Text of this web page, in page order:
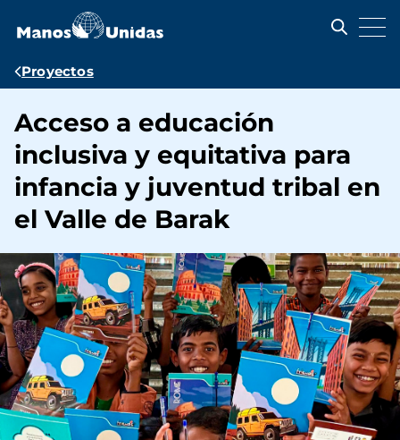
contenido
Ruta
navegación
Proyectos
Acceso a educación
inclusiva y equitativa para
infancia y juventud tribal en
el Valle de Barak